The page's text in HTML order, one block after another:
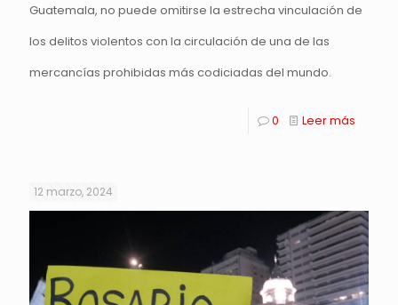
Guatemala, no puede omitirse la estrecha vinculación de
los delitos violentos con la circulación de una de las
mercancías prohibidas más codiciadas del mundo.
0 Leer más
12 marzo, 2024